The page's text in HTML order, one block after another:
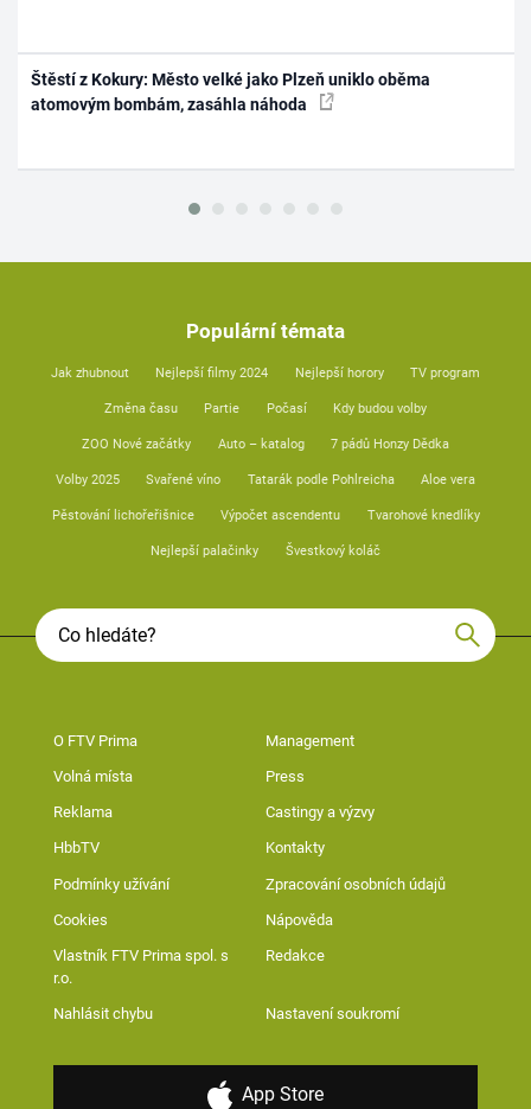
Štěstí z Kokury: Město velké jako Plzeň uniklo oběma
atomovým bombám, zasáhla náhoda
Populární témata
Jak zhubnout Nejlepší filmy 2024 Nejlepší horory TV program
Změna času Partie Počasí Kdy budou volby
ZOO Nové začátky Auto – katalog 7 pádů Honzy Dědka
Volby 2025 Svařené víno Tatarák podle Pohlreicha Aloe vera
Pěstování lichořeřišnice Výpočet ascendentu Tvarohové knedlíky
Nejlepší palačinky Švestkový koláč
O FTV Prima Management
Volná místa Press
Reklama Castingy a výzvy
HbbTV Kontakty
Podmínky užívání Zpracování osobních údajů
Cookies Nápověda
Vlastník FTV Prima spol. s
r.o.
Redakce
Nahlásit chybu Nastavení soukromí
App Store